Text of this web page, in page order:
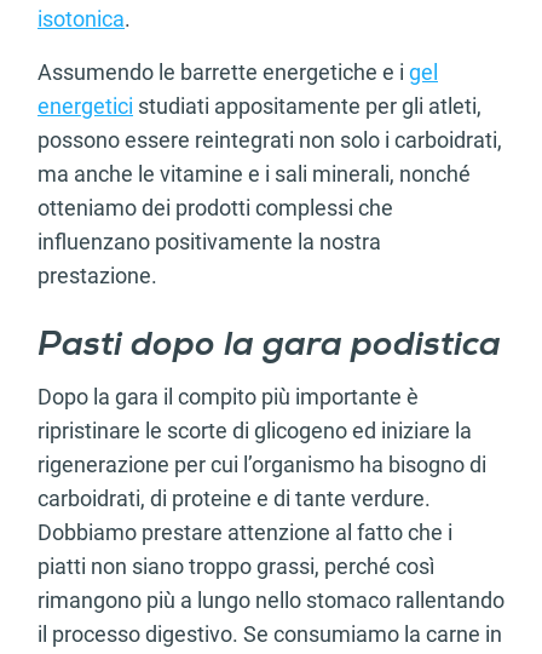
isotonica.
Assumendo le barrette energetiche e i gel
energetici studiati appositamente per gli atleti,
possono essere reintegrati non solo i carboidrati,
ma anche le vitamine e i sali minerali, nonché
otteniamo dei prodotti complessi che
influenzano positivamente la nostra
prestazione.
Pasti dopo la gara podistica
Dopo la gara il compito più importante è
ripristinare le scorte di glicogeno ed iniziare la
rigenerazione per cui l’organismo ha bisogno di
carboidrati, di proteine e di tante verdure.
Dobbiamo prestare attenzione al fatto che i
piatti non siano troppo grassi, perché così
rimangono più a lungo nello stomaco rallentando
il processo digestivo. Se consumiamo la carne in